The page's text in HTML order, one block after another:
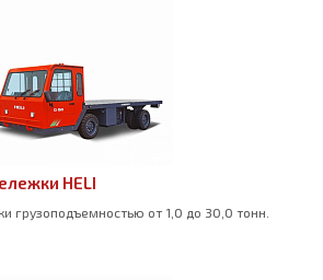
HELI
грузоподъемностью от 1,0 до 30,0 тонн.